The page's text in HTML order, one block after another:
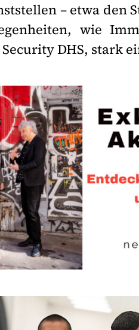
– etwa
wie
DHS, stark